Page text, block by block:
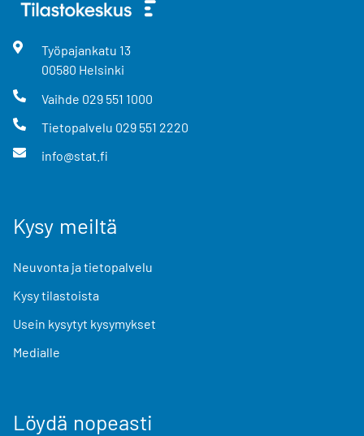
Työpajankatu 13
00580 Helsinki
Vaihde 029 551 1000
Tietopalvelu 029 551 2220
info@stat.fi
Kysy meiltä
Neuvonta ja tietopalvelu
Kysy tilastoista
Usein kysytyt kysymykset
Medialle
Löydä nopeasti